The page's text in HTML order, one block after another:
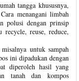
tangga khususnya,
menangani limbah
polusi dengan prinsip
reuse, reduce,
untuk sampah
ini dipadukan dengan
diperoleh hasil yang
tanah dan kompos